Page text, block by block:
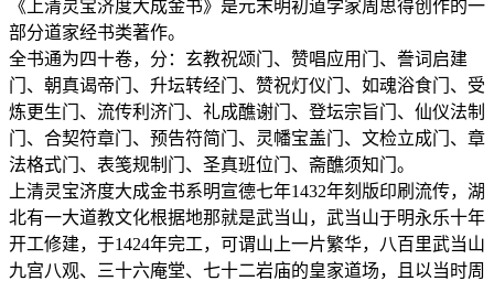
《上清灵宝济度大成金书》是元末明初道学家周思得创作的一
部分道家经书类著作。
全书通为四十卷，分：玄教祝颂门、赞唱应用门、誊词启建
门、朝真谒帝门、升坛转经门、赞祝灯仪门、如魂浴食门、受
炼更生门、流传利济门、礼成醮谢门、登坛宗旨门、仙仪法制
门、合契符章门、预告符简门、灵幡宝盖门、文检立成门、章
法格式门、表笺规制门、圣真班位门、斋醮须知门。
上清灵宝济度大成金书系明宣德七年1432年刻版印刷流传，湖
北有一大道教文化根据地那就是武当山，武当山于明永乐十年
开工修建，于1424年完工，可谓山上一片繁华，八百里武当山
九宫八观、三十六庵堂、七十二岩庙的皇家道场，且以当时周